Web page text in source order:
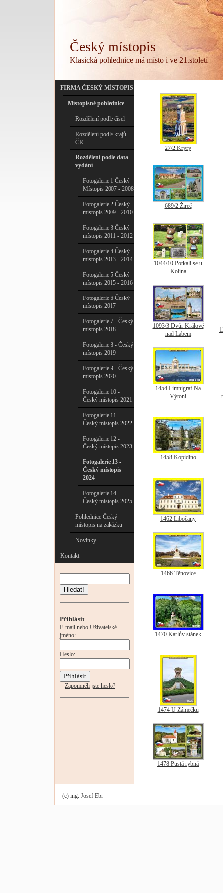
Český místopis
Klasická pohlednice má místo i ve 21.století
FIRMA ČESKÝ MÍSTOPIS
Místopisné pohlednice
Rozdělení podle čísel
Rozdělení podle krajů
ČR
Rozdělení podle data
vydání
Fotogalerie 1 Český
Místopis 2007 - 2008
Fotogalerie 2 Český
místopis 2009 - 2010
Fotogalerie 3 Český
místopis 2011 - 2012
Fotogalerie 4 Český
místopis 2013 - 2014
Fotogalerie 5 Český
místopis 2015 - 2016
Fotogalerie 6 Český
místopis 2017
Fotogalerie 7 - Český
místopis 2018
Fotogalerie 8 - Český
místopis 2019
Fotogalerie 9 - Český
místopis 2020
Fotogalerie 10 -
Český místopis 2021
Fotogalerie 11 -
Český místopis 2022
Fotogalerie 12 -
Český místopis 2023
Fotogalerie 13 -
Český místopis
2024
Fotogalerie 14 -
Český místopis 2025
Pohlednice Český
místopis na zakázku
Novinky
Kontakt
Hledat!
Přihlásit
E-mail nebo Uživatelské
jméno:
Heslo:
Zapomněli jste heslo?
27/2 Kryry
689/2 Žireč
1044/10 Potkali se u
Kolína
1093/3 Dvůr Králové
nad Labem
1454 Limnigraf Na
Výtoni
1458 Kopidlno
1462 Libočany
1466 Těnovice
1470 Karlův stánek
1474 U Zámečku
1478 Pustá rybná
(c) ing. Josef Ebr